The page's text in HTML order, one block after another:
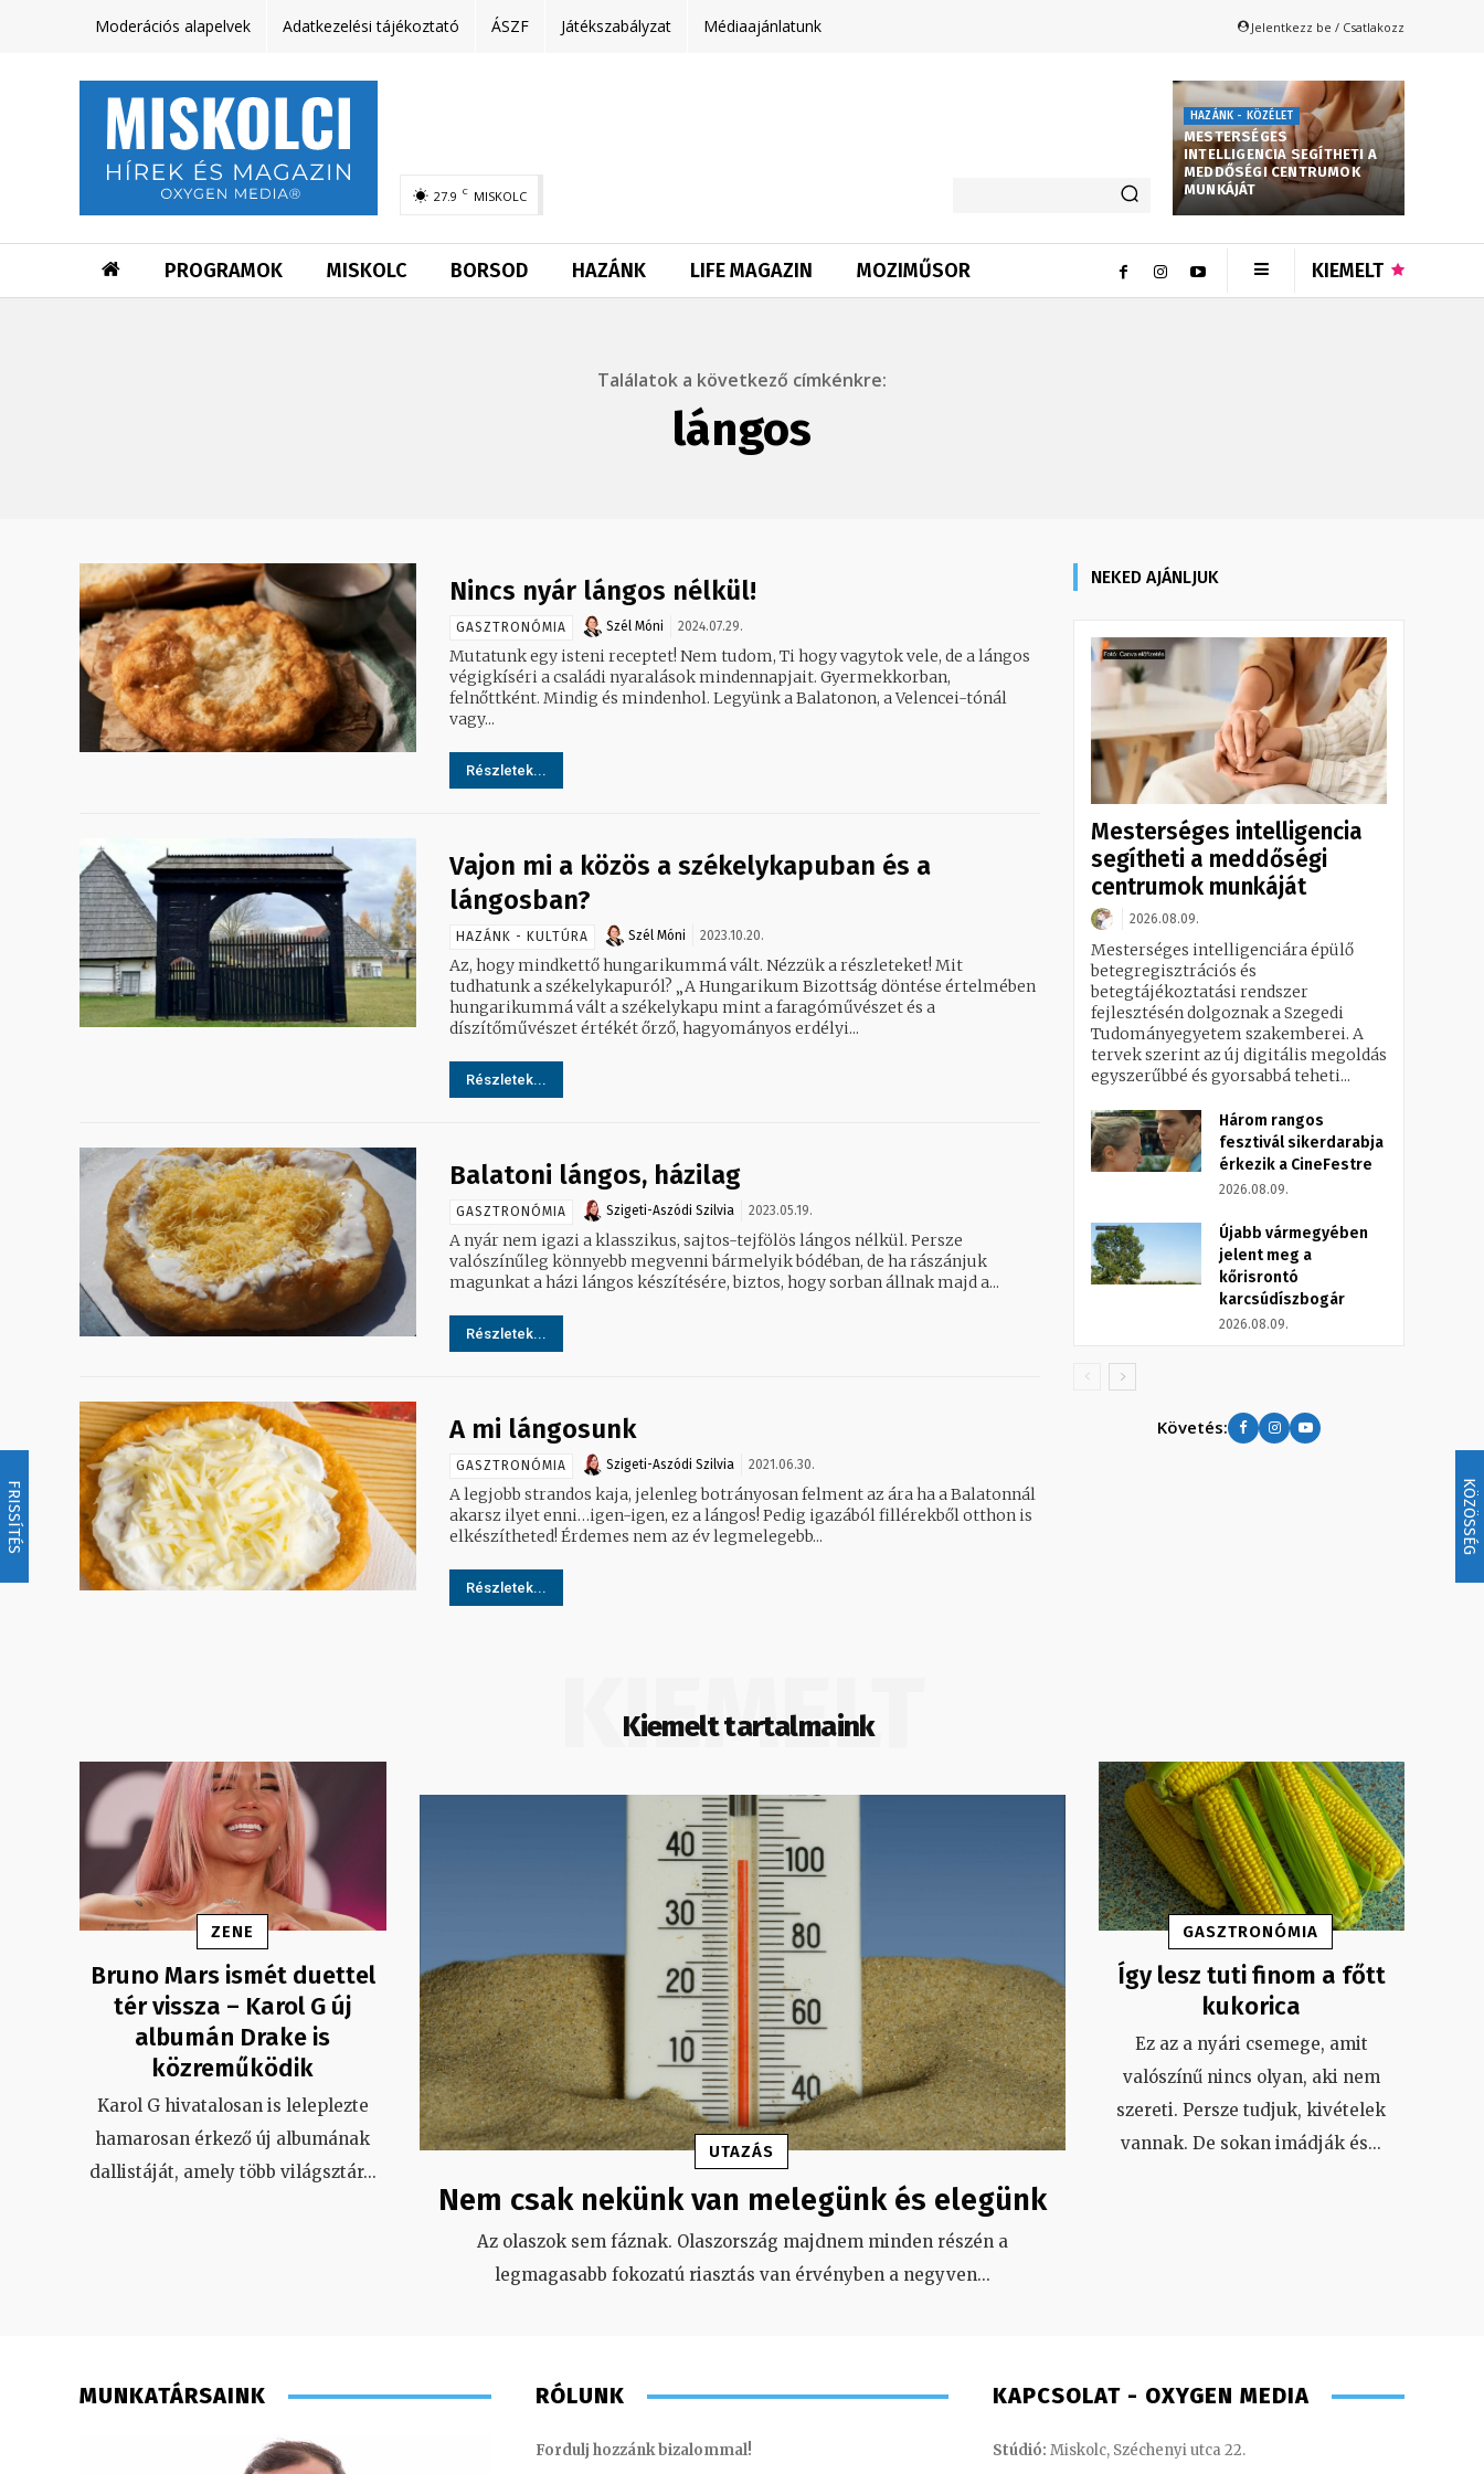
FRISSÍTÉS KÖZÖSSÉG
Moderációs alapelvek Adatkezelési tájékoztató ÁSZF Játékszabályzat Médiaajánlatunk Jelentkezz be / Csatlakozz
27.9 C MISKOLC
HAZÁNK - KÖZÉLET
MESTERSÉGES
INTELLIGENCIA SEGÍTHETI A
MEDDŐSÉGI CENTRUMOK
MUNKÁJÁT
PROGRAMOK MISKOLC BORSOD HAZÁNK LIFE MAGAZIN MOZIMŰSOR KIEMELT
Találatok a következő címkénkre:
lángos
Nincs nyár lángos nélkül!
GASZTRONÓMIA Szél Móni 2024.07.29.
Mutatunk egy isteni receptet! Nem tudom, Ti hogy vagytok vele, de a lángos
végigkíséri a családi nyaralások mindennapjait. Gyermekkorban,
felnőttként. Mindig és mindenhol. Legyünk a Balatonon, a Velencei-tónál
vagy...
Részletek...
Vajon mi a közös a székelykapuban és a
lángosban?
HAZÁNK - KULTÚRA Szél Móni 2023.10.20.
Az, hogy mindkettő hungarikummá vált. Nézzük a részleteket! Mit
tudhatunk a székelykapuról? „A Hungarikum Bizottság döntése értelmében
hungarikummá vált a székelykapu mint a faragóművészet és a
díszítőművészet értékét őrző, hagyományos erdélyi...
Részletek...
Balatoni lángos, házilag
GASZTRONÓMIA Szigeti-Aszódi Szilvia 2023.05.19.
A nyár nem igazi a klasszikus, sajtos-tejfölös lángos nélkül. Persze
valószínűleg könnyebb megvenni bármelyik bódéban, de ha rászánjuk
magunkat a házi lángos készítésére, biztos, hogy sorban állnak majd a...
Részletek...
A mi lángosunk
GASZTRONÓMIA Szigeti-Aszódi Szilvia 2021.06.30.
A legjobb strandos kaja, jelenleg botrányosan felment az ára ha a Balatonnál
akarsz ilyet enni…igen-igen, ez a lángos! Pedig igazából fillérekből otthon is
elkészítheted! Érdemes nem az év legmelegebb...
Részletek...
NEKED AJÁNLJUK
Mesterséges intelligencia
segítheti a meddőségi
centrumok munkáját
2026.08.09.
Mesterséges intelligenciára épülő
betegregisztrációs és
betegtájékoztatási rendszer
fejlesztésén dolgoznak a Szegedi
Tudományegyetem szakemberei. A
tervek szerint az új digitális megoldás
egyszerűbbé és gyorsabbá teheti...
Három rangos
fesztivál sikerdarabja
érkezik a CineFestre
2026.08.09.
Újabb vármegyében
jelent meg a
kőrisrontó
karcsúdíszbogár
2026.08.09.
Követés:
Kiemelt tartalmaink
KIEMELT
ZENE
Bruno Mars ismét duettel
tér vissza – Karol G új
albumán Drake is
közreműködik
Karol G hivatalosan is leleplezte
hamarosan érkező új albumának
dallistáját, amely több világsztár...
UTAZÁS
Nem csak nekünk van melegünk és elegünk
Az olaszok sem fáznak. Olaszország majdnem minden részén a
legmagasabb fokozatú riasztás van érvényben a negyven...
GASZTRONÓMIA
Így lesz tuti finom a főtt
kukorica
Ez az a nyári csemege, amit
valószínű nincs olyan, aki nem
szereti. Persze tudjuk, kivételek
vannak. De sokan imádják és...
MUNKATÁRSAINK RÓLUNK
Fordulj hozzánk bizalommal!
KAPCSOLAT - OXYGEN MEDIA
Stúdió: Miskolc, Széchenyi utca 22.